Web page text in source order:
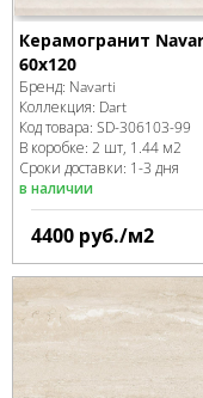
Керамогранит
60x120
Бренд: Navarti
Коллекция: Dart
Код товара: SD-306103-99
В коробке: 2 шт, 1.44 м2
Сроки доставки: 1-3 дня
в наличии
4400 руб./м2